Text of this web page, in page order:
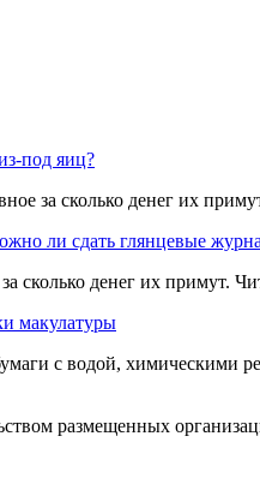
под яиц?
за сколько денег их
ли сдать глянцевые
сколько денег их примут.
макулатуры
с водой, химическими
размещенных